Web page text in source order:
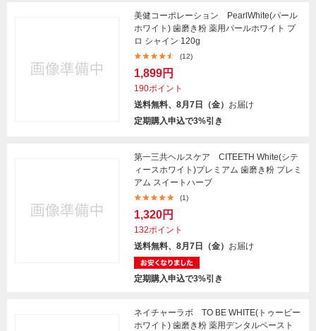
美健コーポレーション PearlWhite(パール
ホワイト) 歯磨き粉 薬用パールホワイト プ
ロ シャイン 120g
(12)
1,899円
190ポイント
送料無料、8月7日（金） お届け
定期購入申込で3%引き
第一三共ヘルスケア CITEETH White(シテ
ィースホワイト)プレミアム 歯磨き粉 プレミ
アム スイートハーブ
(1)
1,320円
132ポイント
送料無料、8月7日（金） お届け
定期購入申込で3%引き
ネイチャーラボ TO BE WHITE(トゥービー
ホワイト) 歯磨き粉 薬用デンタルペースト